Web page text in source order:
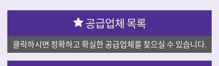
공급업체 목록
클릭하시면 정확하고 확실한 공급업체를 찾으실 수 있습니다.